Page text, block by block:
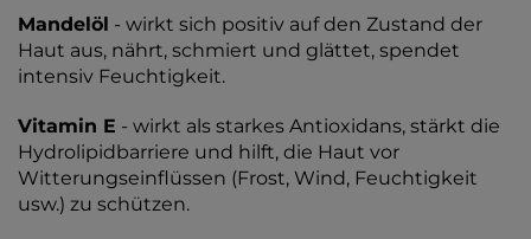
Mandelöl - wirkt sich positiv auf den Zustand der
Haut aus, nährt, schmiert und glättet, spendet
intensiv Feuchtigkeit.
Vitamin E - wirkt als starkes Antioxidans, stärkt die
Hydrolipidbarriere und hilft, die Haut vor
Witterungseinflüssen (Frost, Wind, Feuchtigkeit
usw.) zu schützen.